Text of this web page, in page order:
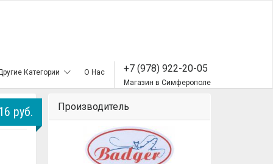
Категории О Нас +7 (978) 922-20-05
Магазин в Симферополе
руб. Производитель